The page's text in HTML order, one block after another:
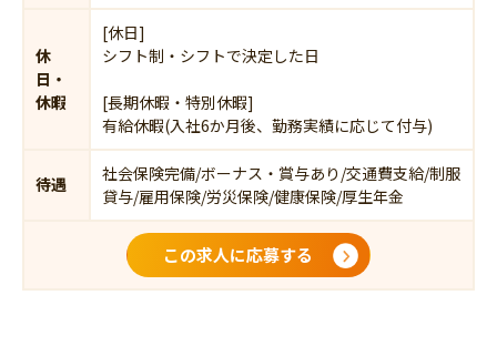
休
日・
休暇
[休日]
シフト制・シフトで決定した日
[長期休暇・特別休暇]
有給休暇(入社6か月後、勤務実績に応じて付与)
待遇
社会保険完備/ボーナス・賞与あり/交通費支給/制服
貸与/雇用保険/労災保険/健康保険/厚生年金
この求人に応募する